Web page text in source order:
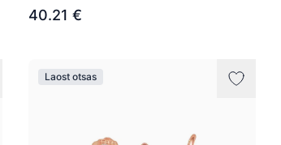
40.21 €
Laost otsas